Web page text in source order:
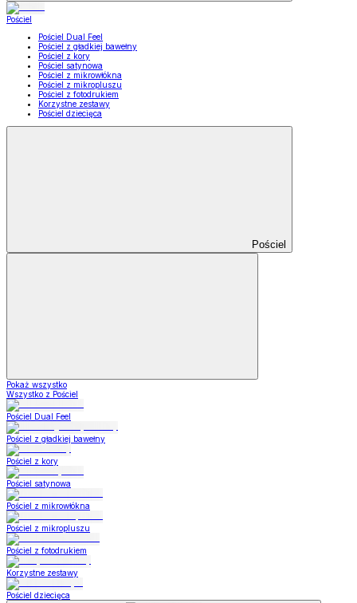
Pościel
Pościel Dual Feel
Pościel z gładkiej bawełny
Pościel z kory
Pościel satynowa
Pościel z mikrowłókna
Pościel z mikropluszu
Pościel z fotodrukiem
Korzystne zestawy
Pościel dziecięca
Pościel
Pokaż wszystko
Wszystko z Pościel
Pościel Dual Feel
Pościel z gładkiej bawełny
Pościel z kory
Pościel satynowa
Pościel z mikrowłókna
Pościel z mikropluszu
Pościel z fotodrukiem
Korzystne zestawy
Pościel dziecięca